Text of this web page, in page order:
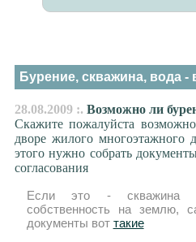
Бурение, скважина, вода
28.08.2009 :. Возможно ли
Скажите пожалуйста
дворе жилого многоэтажного
этого нужно собрать
согласования
Если это - скважина
собственность на землю,
документы вот такие